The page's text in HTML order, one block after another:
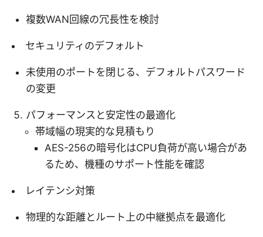
複数WAN回線の冗長性を検討
セキュリティのデフォルト
未使用のポートを閉じる、デフォルトパスワード
の変更
パフォーマンスと安定性の最適化
帯域幅の現実的な見積もり
AES-256の暗号化はCPU負荷が高い場合があ
るため、機種のサポート性能を確認
レイテンシ対策
物理的な距離とルート上の中継拠点を最適化